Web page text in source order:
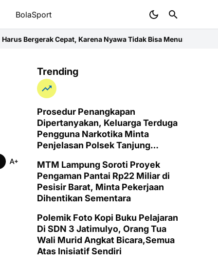
BolaSport
Karena Nyawa Tidak Bisa MenungguWujud Kepedulian dan
Trending
Prosedur Penangkapan
Dipertanyakan, Keluarga Terduga
Pengguna Narkotika Minta
Penjelasan Polsek Tanjung
MTM Lampung Soroti Proyek
Pengaman Pantai Rp22 Miliar di
Pesisir Barat, Minta Pekerjaan
Dihentikan Sementara
Polemik Foto Kopi Buku Pelajaran
Di SDN 3 Jatimulyo, Orang Tua
Wali Murid Angkat Bicara,Semua
Atas Inisiatif Sendiri